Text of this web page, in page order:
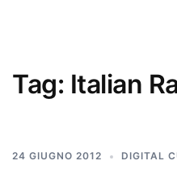
Tag: Italian
24 GIUGNO 2012 DIGITAL